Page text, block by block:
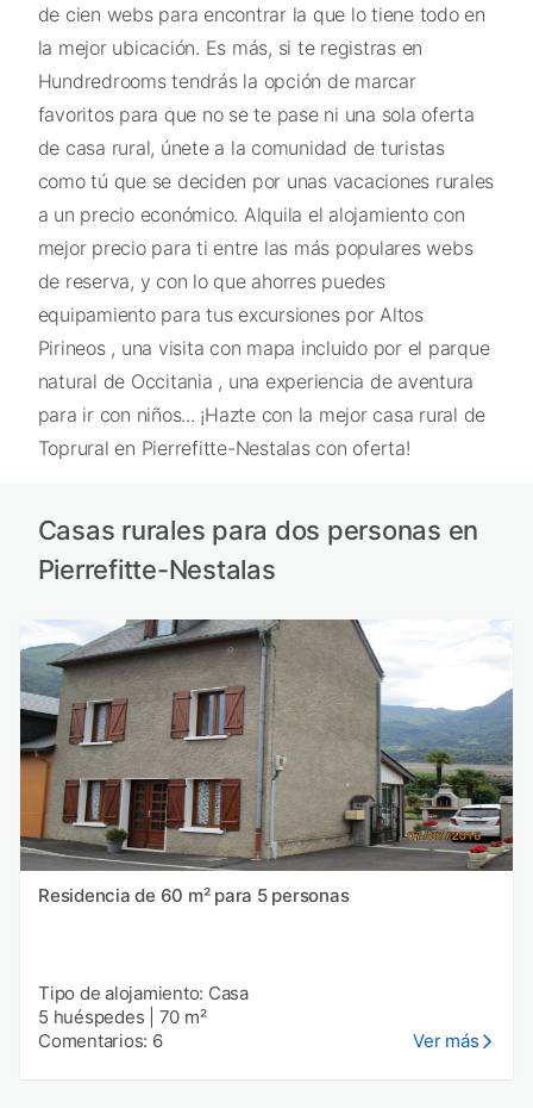
de cien webs para encontrar la que lo tiene todo en
la mejor ubicación. Es más, si te registras en
Hundredrooms tendrás la opción de marcar
favoritos para que no se te pase ni una sola oferta
de casa rural, únete a la comunidad de turistas
como tú que se deciden por unas vacaciones rurales
a un precio económico. Alquila el alojamiento con
mejor precio para ti entre las más populares webs
de reserva, y con lo que ahorres puedes
equipamiento para tus excursiones por Altos
Pirineos , una visita con mapa incluido por el parque
natural de Occitania , una experiencia de aventura
para ir con niños... ¡Hazte con la mejor casa rural de
Toprural en Pierrefitte-Nestalas con oferta!
Casas rurales para dos personas en
Pierrefitte-Nestalas
Residencia de 60 m² para 5 personas
Tipo de alojamiento: Casa
5 huéspedes
70 m²
Comentarios: 6
Ver más